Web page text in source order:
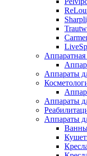
Аппаратная
Аппараты
Аппараты
Аппараты
Ванны